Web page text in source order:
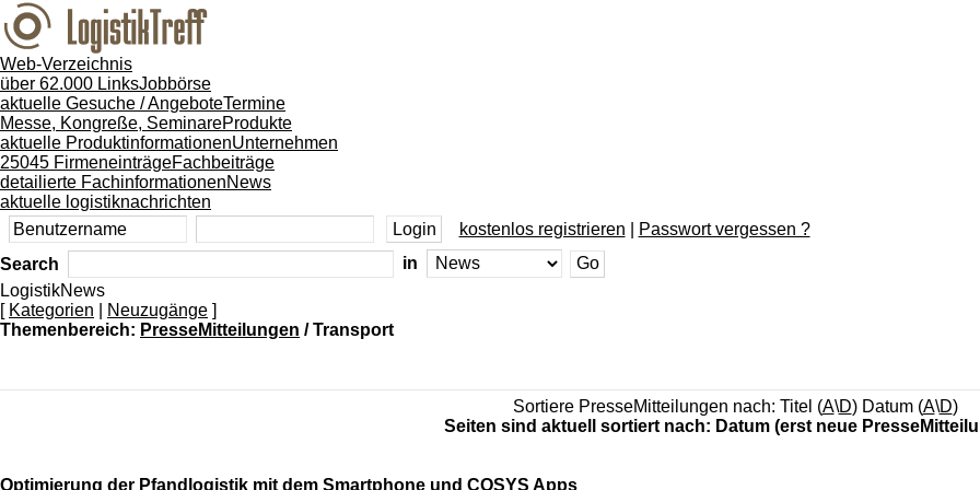
Web-Verzeichnis
über 62.000 LinksJobbörse
aktuelle Gesuche / AngeboteTermine
Messe, Kongreße, SeminareProdukte
aktuelle ProduktinformationenUnternehmen
25045 FirmeneinträgeFachbeiträge
detailierte FachinformationenNews
aktuelle logistiknachrichten
kostenlos registrieren
Passwort vergessen ?
Search
in
LogistikNews
[ Kategorien Neuzugänge ]
Themenbereich: PresseMitteilungen / Transport
Sortiere PresseMitteilungen nach: Titel (A\D) Datum (A\D)
Seiten sind aktuell sortiert nach: Datum (erst neue
Optimierung der Pfandlogistik mit dem Smartphone und COSYS Apps